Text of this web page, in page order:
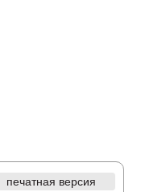
печатная версия